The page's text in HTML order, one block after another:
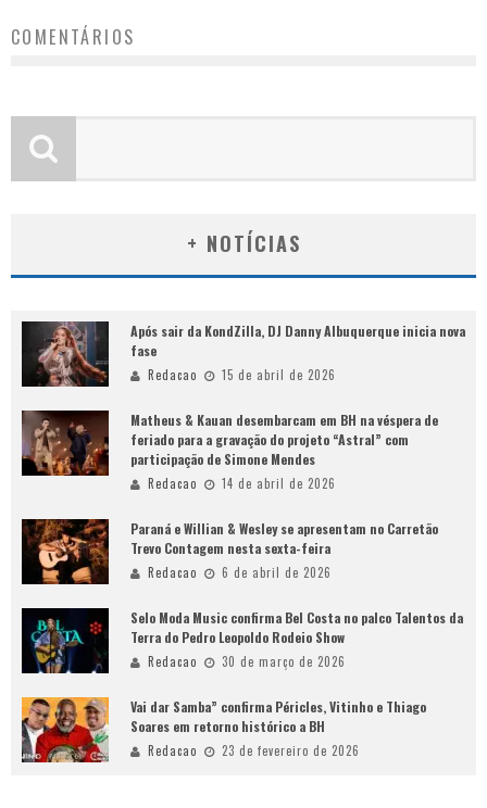
COMENTÁRIOS
+ NOTÍCIAS
Após sair da KondZilla, DJ Danny Albuquerque inicia nova
fase
Redacao 15 de abril de 2026
Matheus & Kauan desembarcam em BH na véspera de
feriado para a gravação do projeto “Astral” com
participação de Simone Mendes
Redacao 14 de abril de 2026
Paraná e Willian & Wesley se apresentam no Carretão
Trevo Contagem nesta sexta-feira
Redacao 6 de abril de 2026
Selo Moda Music confirma Bel Costa no palco Talentos da
Terra do Pedro Leopoldo Rodeio Show
Redacao 30 de março de 2026
Vai dar Samba” confirma Péricles, Vitinho e Thiago
Soares em retorno histórico a BH
Redacao 23 de fevereiro de 2026